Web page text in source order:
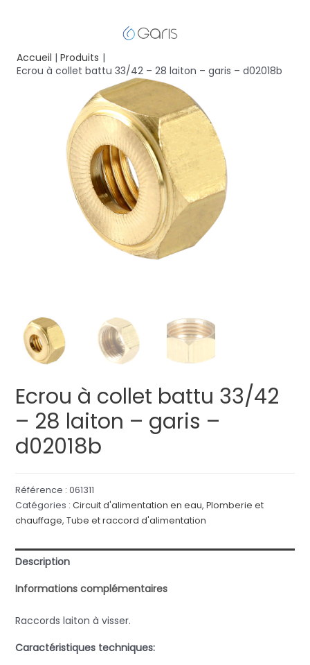
Accueil
Produits
Ecrou à collet battu 33/42 – 28 laiton – garis – d02018b
Ecrou à collet battu 33/42
– 28 laiton – garis –
d02018b
Référence : 061311
Catégories : Circuit d'alimentation en eau, Plomberie et
chauffage, Tube et raccord d'alimentation
Description
Informations complémentaires
Raccords laiton à visser.
Caractéristiques techniques: